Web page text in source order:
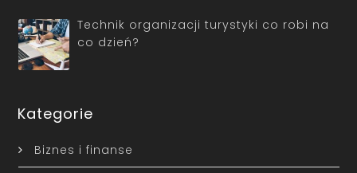
Technik organizacji turystyki co robi na
co dzień?
Kategorie
Biznes i finanse